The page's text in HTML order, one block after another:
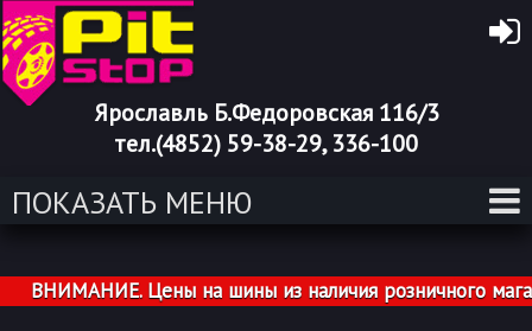
Ярославль Б.Федоровская 116/3
тел.(4852) 59-38-29, 336-100
ПОКАЗАТЬ МЕНЮ
ВНИМАНИЕ. Цены на шины из наличия розничного